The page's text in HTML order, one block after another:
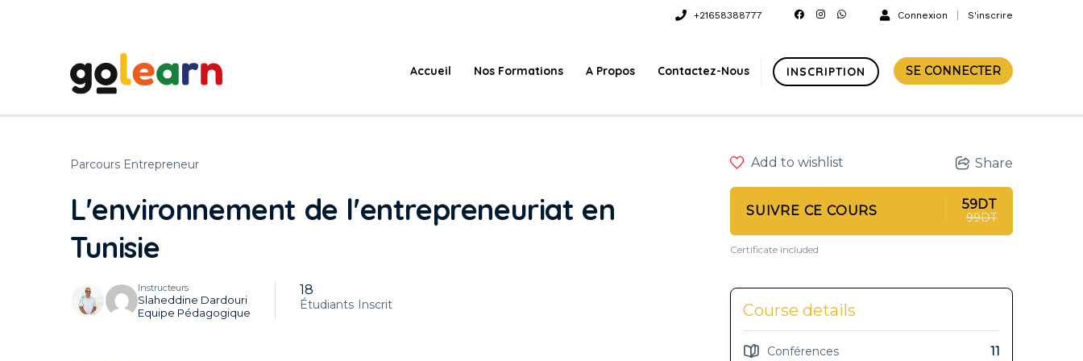
Connexion S'inscrire
+21658388777
INSCRIPTION SE CONNECTER
Accueil Nos Formations A Propos Contactez-Nous
Parcours Entrepreneur
L'environnement de l'entrepreneuriat en
Tunisie
Instructeurs
Slaheddine Dardouri
Equipe Pédagogique
18
Étudiants Inscrit
Add to wishlist Share
SUIVRE CE COURS 59DT
99DT
Certificate included
Course details
Conférences 11